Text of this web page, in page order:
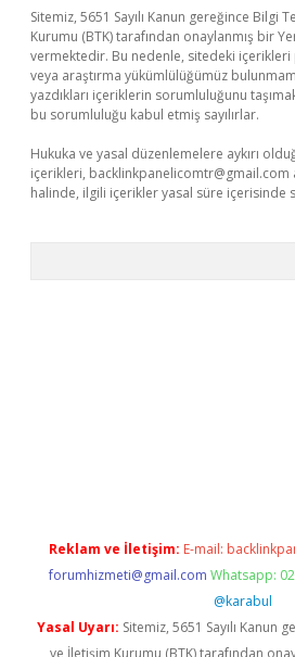
Sitemiz, 5651 Sayılı Kanun gereğince Bilgi
Kurumu (BTK) tarafından onaylanmış bir
vermektedir. Bu nedenle, sitedeki
veya araştırma yükümlülüğümüz
yazdıkları içeriklerin sorumluluğunu
bu sorumluluğu kabul etmiş sayılırlar.
Hukuka ve yasal düzenlemelere aykırı
içerikleri, backlinkpanelicomtr@gmail.com
halinde, ilgili içerikler yasal süre içerisinde
Reklam ve İletişim: E-mail:
forumhizmeti@gmail.com Whatsapp:
@karabul
Yasal Uyarı: Sitemiz, 5651 Sayılı Kanun
ve İletişim Kurumu (BTK) tarafından